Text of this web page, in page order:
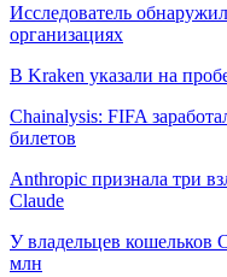
Исследователь
организациях
В Kraken указали на
Chainalysis: FIFA
билетов
Anthropic признала три
Claude
У владельцев кошельков
млн